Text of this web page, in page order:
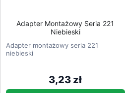
Adapter Montażowy Seria 221
Niebieski
Adapter montażowy seria 221
niebieski
3,23 zł